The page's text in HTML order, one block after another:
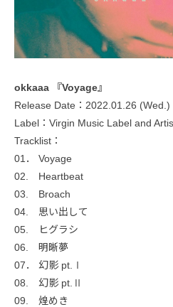
okkaaa 『Voyage』
Release Date：2022.01.26 (Wed.)
Label：Virgin Music Label and
Tracklist：
01． Voyage
02. Heartbeat
03. Broach
04. 思い出して
05. ヒグラシ
06. 明晰夢
07． 幻影 pt.Ⅰ
08. 幻影 pt.Ⅱ
09. 煌めき